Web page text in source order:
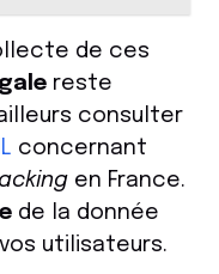
de ces
reste
consulter
concernant
en France.
de la donnée
utilisateurs.